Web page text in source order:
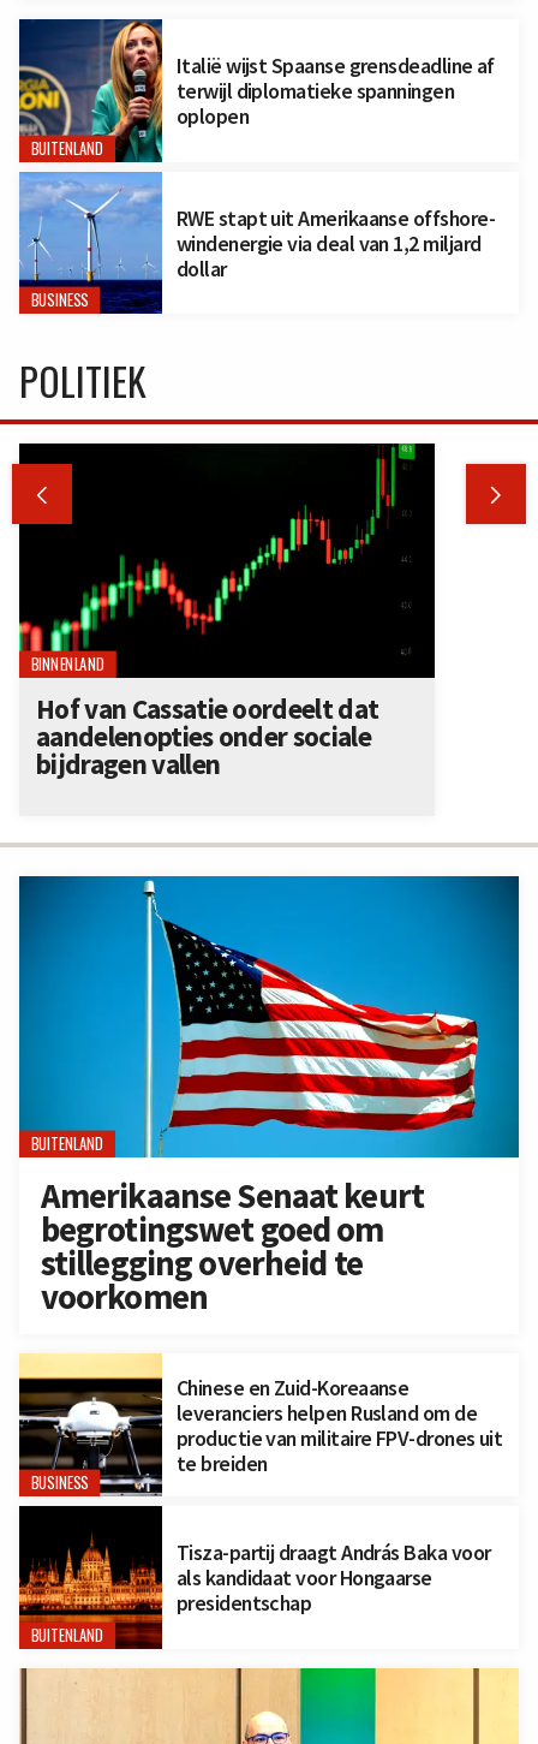
BUITENLAND
Italië wijst Spaanse grensdeadline af
terwijl diplomatieke spanningen
oplopen
BUSINESS
RWE stapt uit Amerikaanse offshore-
windenergie via deal van 1,2 miljard
dollar
BUITENLAND
Amerikaanse Senaat keurt
begrotingswet goed om
stillegging overheid te
voorkomen
BUSINESS
Chinese en Zuid-Koreaanse
leveranciers helpen Rusland om de
productie van militaire FPV-drones uit
te breiden
BUITENLAND
Tisza-partij draagt András Baka voor
als kandidaat voor Hongaarse
presidentschap
POLITIEK
 
BINNENLAND
Hof van Cassatie oordeelt dat
aandelenopties onder sociale
bijdragen vallen